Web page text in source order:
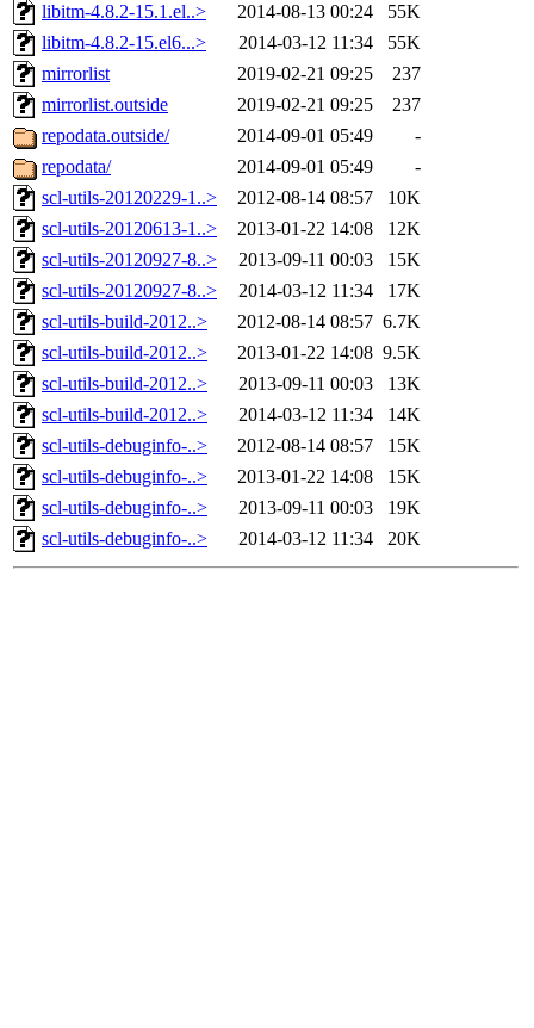
libitm-4.8.2-15.1.el..>
2014-08-13 00:24
55K
libitm-4.8.2-15.el6...>
2014-03-12 11:34
55K
mirrorlist
2019-02-21 09:25
237
mirrorlist.outside
2019-02-21 09:25
237
repodata.outside/
2014-09-01 05:49
-
repodata/
2014-09-01 05:49
-
scl-utils-20120229-1..>
2012-08-14 08:57
10K
scl-utils-20120613-1..>
2013-01-22 14:08
12K
scl-utils-20120927-8..>
2013-09-11 00:03
15K
scl-utils-20120927-8..>
2014-03-12 11:34
17K
scl-utils-build-2012..>
2012-08-14 08:57 6.7K
scl-utils-build-2012..>
2013-01-22 14:08 9.5K
scl-utils-build-2012..>
2013-09-11 00:03
13K
scl-utils-build-2012..>
2014-03-12 11:34
14K
scl-utils-debuginfo-..>
2012-08-14 08:57
15K
scl-utils-debuginfo-..>
2013-01-22 14:08
15K
scl-utils-debuginfo-..>
2013-09-11 00:03
19K
scl-utils-debuginfo-..>
2014-03-12 11:34 20K